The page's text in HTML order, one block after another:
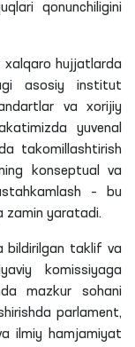
qonunchiligini
xalqaro hujjatlarda
asosiy institut
va xorijiy
yuvenal
takomillashtirish
konseptual va
– bu
zamin yaratadi.
bildirilgan taklif va
komissiyaga
mazkur sohani
parlament,
ilmiy hamjamiyat